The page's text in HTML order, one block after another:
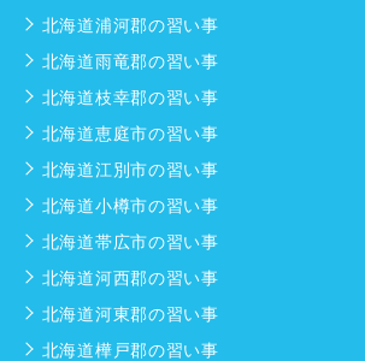
北海道浦河郡の習い事
北海道雨竜郡の習い事
北海道枝幸郡の習い事
北海道恵庭市の習い事
北海道江別市の習い事
北海道小樽市の習い事
北海道帯広市の習い事
北海道河西郡の習い事
北海道河東郡の習い事
北海道樺戸郡の習い事